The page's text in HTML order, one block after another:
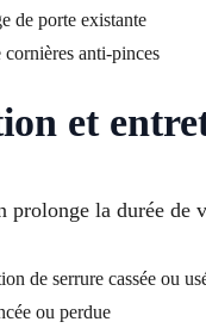
de porte existante
cornières anti-pinces
et
prolonge la durée de
de serrure cassée ou
ou perdue